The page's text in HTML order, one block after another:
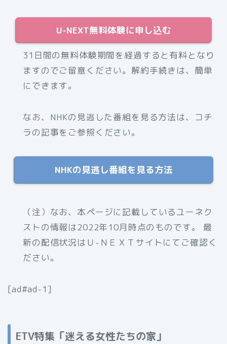
U-NEXT無料体験に申し込む
31日間の無料体験期間を経過すると有料となり
ますのでご留意ください。解約手続きは、簡単
にできます。
なお、NHKの見逃した番組を見る方法は、コチ
ラの記事をご参照ください。
NHKの見逃し番組を見る方法
（注）なお、本ページに記載しているユーネク
ストの情報は2022年10月時点のものです。 最
新の配信状況はＵ-ＮＥＸＴサイトにてご確認く
ださい。
[ad#ad-1]
ETV特集「迷える女性たちの家」